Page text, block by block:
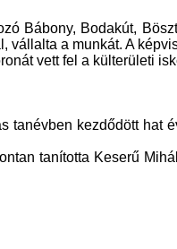
Bábony, Bodakút,
a munkát. A
vett fel a külterületi
kezdődött hat
tanította Keserű